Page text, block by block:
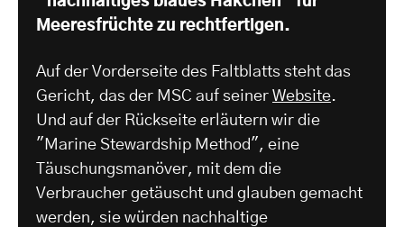
Meeresfrüchte zu rechtfertigen.
Auf der Vorderseite des Faltblatts steht das
Gericht, das der MSC auf seiner Website.
Und auf der Rückseite erläutern wir die
"Marine Stewardship Method", eine
Täuschungsmanöver, mit dem die
Verbraucher getäuscht und glauben gemacht
werden, sie würden nachhaltige